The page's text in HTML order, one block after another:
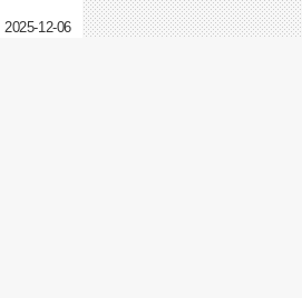
2025-12-06